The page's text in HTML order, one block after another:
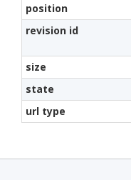
position
revision id
size
state
url type